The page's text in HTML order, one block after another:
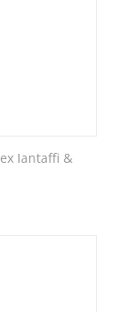
Iantaffi &